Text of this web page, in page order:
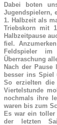
Dabei boten
Jugendspielern,
1. Halbzeit als
Triebskorn mit
Halbzeitpause
fiel.
Feldspieler
Überraschung
Nach der
besser ins Spiel
So erzielten
Viertelstunde
nochmals ihre
waren bis zum
Es war ein toller
der letzten